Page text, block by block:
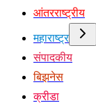
आंतरराष्ट्रीय
महाराष्ट्र
संपादकीय
बिझनेस
क्रीडा